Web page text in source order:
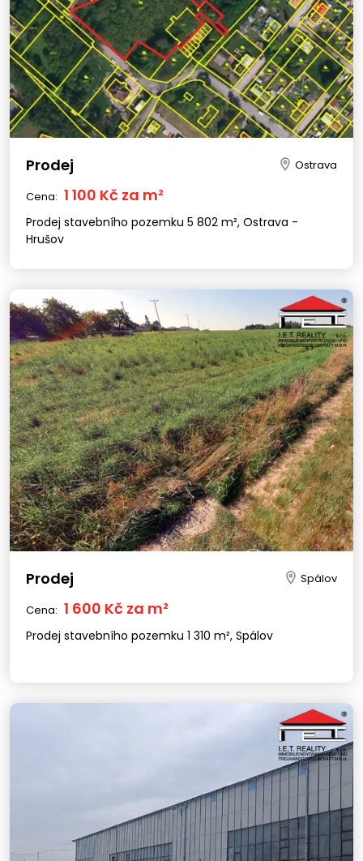
Prodej Ostrava
Cena: 1 100 Kč za m²
Prodej stavebního pozemku 5 802 m², Ostrava -
Hrušov
Prodej Spálov
Cena: 1 600 Kč za m²
Prodej stavebního pozemku 1 310 m², Spálov